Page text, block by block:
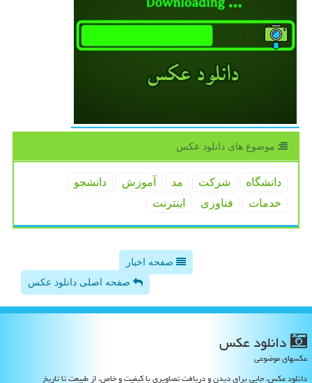
موضوع های دانلود عكس
دانشگاه شركت مد آموزش
دانشجو
خدمات
فناوری اینترنت
صفحه اخبار
صفحه اصلی دانلود عکس
دانلود عكس
عکسهای موضوعی
دانلود عکس، جایی برای دیدن و دریافت تصاویری با کیفیت و خاص، از طبیعت تا تاریخ